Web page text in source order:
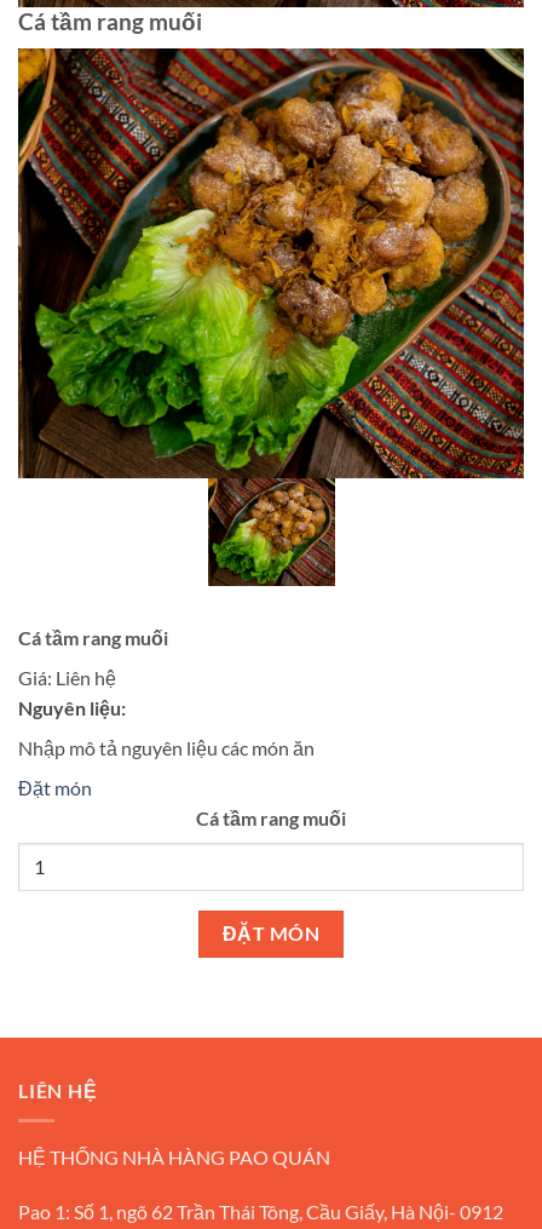
Cá tầm rang muối
Cá tầm rang muối
Giá: Liên hệ
Nguyên liệu:
Nhập mô tả nguyên liệu các món ăn
Đặt món
Cá tầm rang muối
ĐẶT MÓN
LIÊN HỆ
HỆ THỐNG NHÀ HÀNG PAO QUÁN
Pao 1: Số 1, ngõ 62 Trần Thái Tông, Cầu Giấy, Hà Nội- 0912